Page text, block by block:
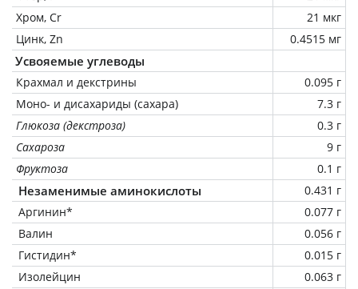
Хром, Cr
21 мкг
Цинк, Zn
0.4515 мг
Усвояемые углеводы
Крахмал и декстрины
0.095 г
Моно- и дисахариды (сахара)
7.3 г
Глюкоза (декстроза)
0.3 г
Сахароза
9 г
Фруктоза
0.1 г
Незаменимые аминокислоты
0.431 г
Аргинин*
0.077 г
Валин
0.056 г
Гистидин*
0.015 г
Изолейцин
0.063 г